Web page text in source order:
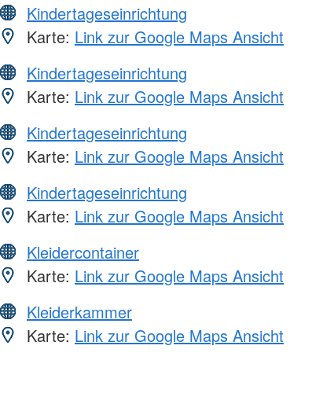
Kindertageseinrichtung
Karte: Link zur Google Maps Ansicht
Kindertageseinrichtung
Karte: Link zur Google Maps Ansicht
Kindertageseinrichtung
Karte: Link zur Google Maps Ansicht
Kindertageseinrichtung
Karte: Link zur Google Maps Ansicht
Kleidercontainer
Karte: Link zur Google Maps Ansicht
Kleiderkammer
Karte: Link zur Google Maps Ansicht